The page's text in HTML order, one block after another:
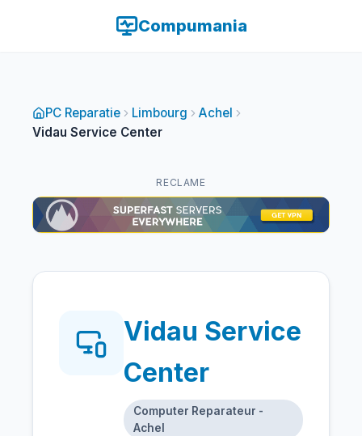
Compumania
PC Reparatie Limbourg
Achel
Vidau Service Center
RECLAME
Vidau Service
Center
Computer Reparateur -
Achel